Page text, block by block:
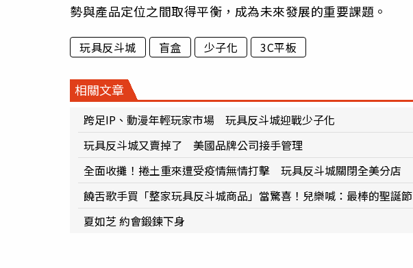
勢與產品定位之間取得平衡，成為未來發展的重要課題。
玩具反斗城 盲盒 少子化 3C平板
相關文章
跨足IP、動漫年輕玩家市場 玩具反斗城迎戰少子化
玩具反斗城又賣掉了 美國品牌公司接手管理
全面收攤！捲土重來遭受疫情無情打擊 玩具反斗城關閉全美分店
饒舌歌手買「整家玩具反斗城商品」當驚喜！兒樂喊：最棒的聖誕節
夏如芝 約會鍛鍊下身